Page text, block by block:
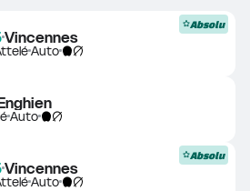
Vincennes
Auto
Absolu
Auto
Vincennes
Auto
Absolu